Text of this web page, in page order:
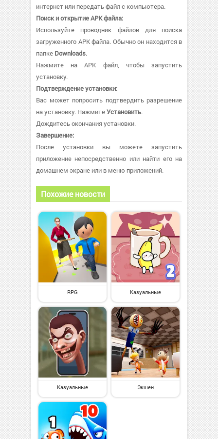
интернет или передать файл с компьютера.
Поиск и открытие APK файла:
Используйте проводник файлов для поиска
загруженного APK файла. Обычно он находится в
папке Downloads.
Нажмите на APK файл, чтобы запустить
установку.
Подтверждение установки:
Вас может попросить подтвердить разрешение
на установку. НажмитеУстановить.
Дождитесь окончания установки.
Завершение:
После установки вы можете запустить
приложение непосредственно или найти его на
домашнем экране или в меню приложений.
Похожие новости
RPG Казуальные
Казуальные Экшен